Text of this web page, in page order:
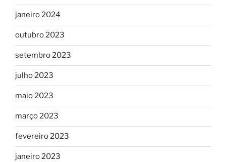
janeiro 2024
outubro 2023
setembro 2023
julho 2023
maio 2023
março 2023
fevereiro 2023
janeiro 2023